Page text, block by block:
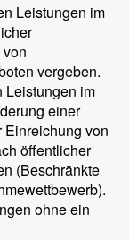
Leistungen im
vergeben.
Leistungen im
einer
Einreichung von
öffentlicher
(Beschränkte
ohne ein